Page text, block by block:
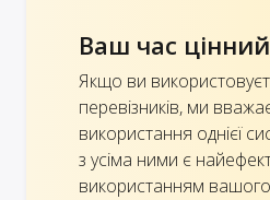
Ваш час цінний
Якщо ви
перевізників, ми
використання однієї
з усіма ними є
використанням вашого